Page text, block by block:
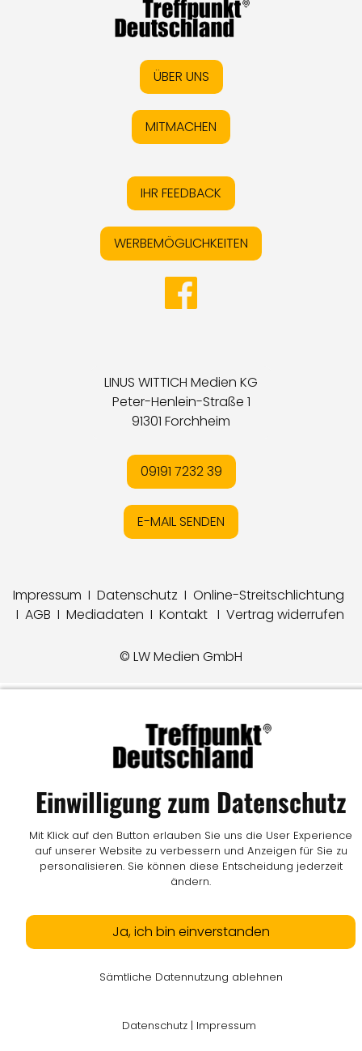
ÜBER UNS
MITMACHEN
IHR FEEDBACK
WERBEMÖGLICHKEITEN
LINUS WITTICH Medien KG
Peter-Henlein-Straße 1
91301 Forchheim
09191 7232 39
E-MAIL SENDEN
Impressum I Datenschutz I Online-Streitschlichtung
I AGB I Mediadaten I Kontakt I Vertrag widerrufen
© LW Medien GmbH
Einwilligung zum Datenschutz
Mit Klick auf den Button erlauben Sie uns die User Experience
auf unserer Website zu verbessern und Anzeigen für Sie zu
personalisieren. Sie können diese Entscheidung jederzeit
ändern.
Ja, ich bin einverstanden
Sämtliche Datennutzung ablehnen
Datenschutz | Impressum